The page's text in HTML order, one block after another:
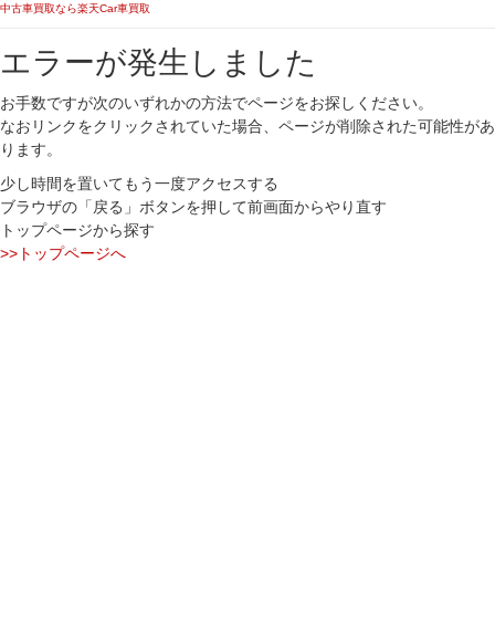
中古車買取なら楽天Car車買取
エラーが発生しました
お手数ですが次のいずれかの方法でページをお探しください。
なおリンクをクリックされていた場合、ページが削除された可能性があ
ります。
少し時間を置いてもう一度アクセスする
ブラウザの「戻る」ボタンを押して前画面からやり直す
トップページから探す
>>トップページへ